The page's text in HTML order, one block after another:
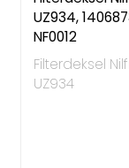
UZ934,
NF0012
Filterdeksel
UZ934